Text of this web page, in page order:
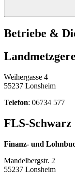
Betriebe &
Weihergasse 4
55237 Lonsheim
Telefon: 06734 577
FLS-
Finanz- und
Mandelbergstr. 2
55237 Lonsheim